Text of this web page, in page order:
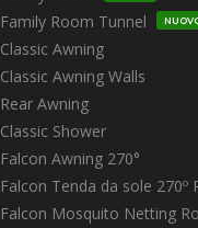
Family Room Tunnel
Classic Awning
Classic Awning Walls
Rear Awning
Classic Shower
Falcon Awning 270°
Falcon Tenda da sole 270º
Falcon Mosquito Netting